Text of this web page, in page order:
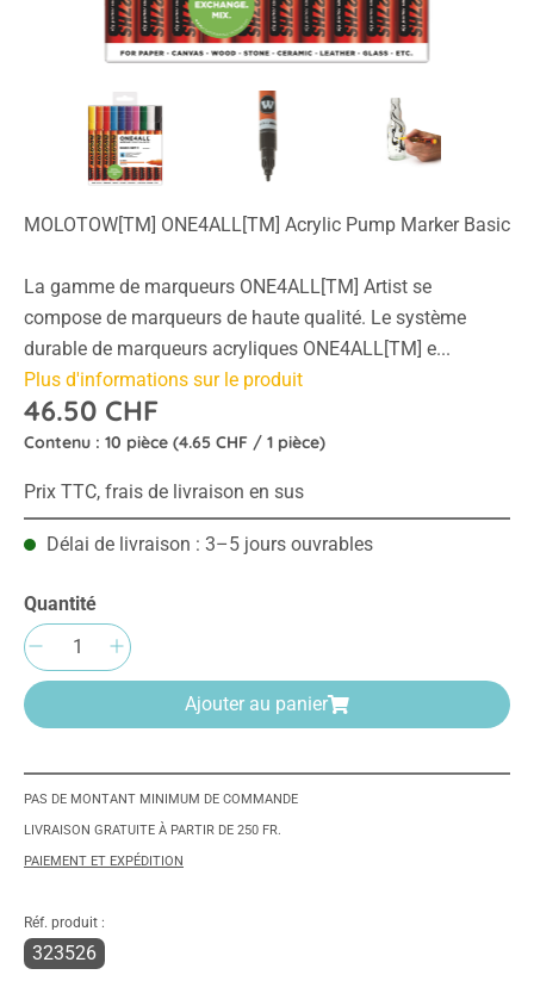
MOLOTOW[TM] ONE4ALL[TM] Acrylic Pump Marker Basic
La gamme de marqueurs ONE4ALL[TM] Artist se
compose de marqueurs de haute qualité. Le système
durable de marqueurs acryliques ONE4ALL[TM] e...
Plus d'informations sur le produit
46.50 CHF
Contenu : 10 pièce (4.65 CHF / 1 pièce)
Prix TTC, frais de livraison en sus
Délai de livraison : 3–5 jours ouvrables
Quantité
Quantité de produit : Entrez la quantité
Ajouter au panier
PAS DE MONTANT MINIMUM DE COMMANDE
LIVRAISON GRATUITE À PARTIR DE 250 FR.
PAIEMENT ET EXPÉDITION
Réf. produit :
323526